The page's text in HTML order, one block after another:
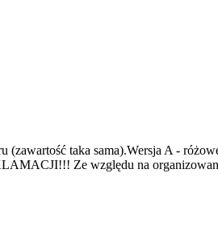
(zawartość taka sama).Wersja A -
Ze względu na